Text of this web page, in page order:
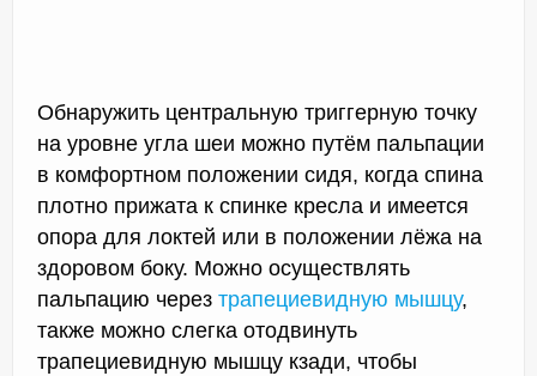
Обнаружить центральную триггерную точку
на уровне угла шеи можно путём пальпации
в комфортном положении сидя, когда спина
плотно прижата к спинке кресла и имеется
опора для локтей или в положении лёжа на
здоровом боку. Можно осуществлять
пальпацию через трапециевидную мышцу,
также можно слегка отодвинуть
трапециевидную мышцу кзади, чтобы